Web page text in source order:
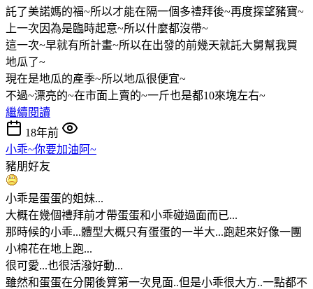
託了美諾媽的福~所以才能在隔一個多禮拜後~再度探望豬寶~
上一次因為是臨時起意~所以什麼都沒帶~
這一次~早就有所計畫~所以在出發的前幾天就託大舅幫我買
地瓜了~
現在是地瓜的產季~所以地瓜很便宜~
不過~漂亮的~在市面上賣的~一斤也是都10來塊左右~
繼續閱讀
18年前
小乖~你要加油阿~
豬朋好友
小乖是蛋蛋的姐妹...
大概在幾個禮拜前才帶蛋蛋和小乖碰過面而已...
那時候的小乖...體型大概只有蛋蛋的一半大...跑起來好像一團
小棉花在地上跑...
很可愛...也很活潑好動...
雖然和蛋蛋在分開後算第一次見面..但是小乖很大方..一點都不